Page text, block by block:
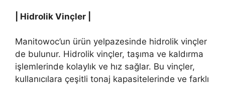
| Hidrolik Vinçler |
Manitowoc’un ürün yelpazesinde hidrolik vinçler
de bulunur. Hidrolik vinçler, taşıma ve kaldırma
işlemlerinde kolaylık ve hız sağlar. Bu vinçler,
kullanıcılara çeşitli tonaj kapasitelerinde ve farklı